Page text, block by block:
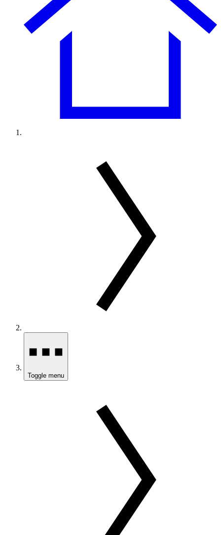
Toggle menu